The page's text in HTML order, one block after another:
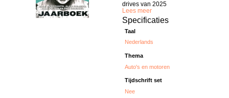
drives van 2025
Lees meer
Specificaties
Taal
Nederlands
Thema
Auto's en motoren
Tijdschrift set
Nee